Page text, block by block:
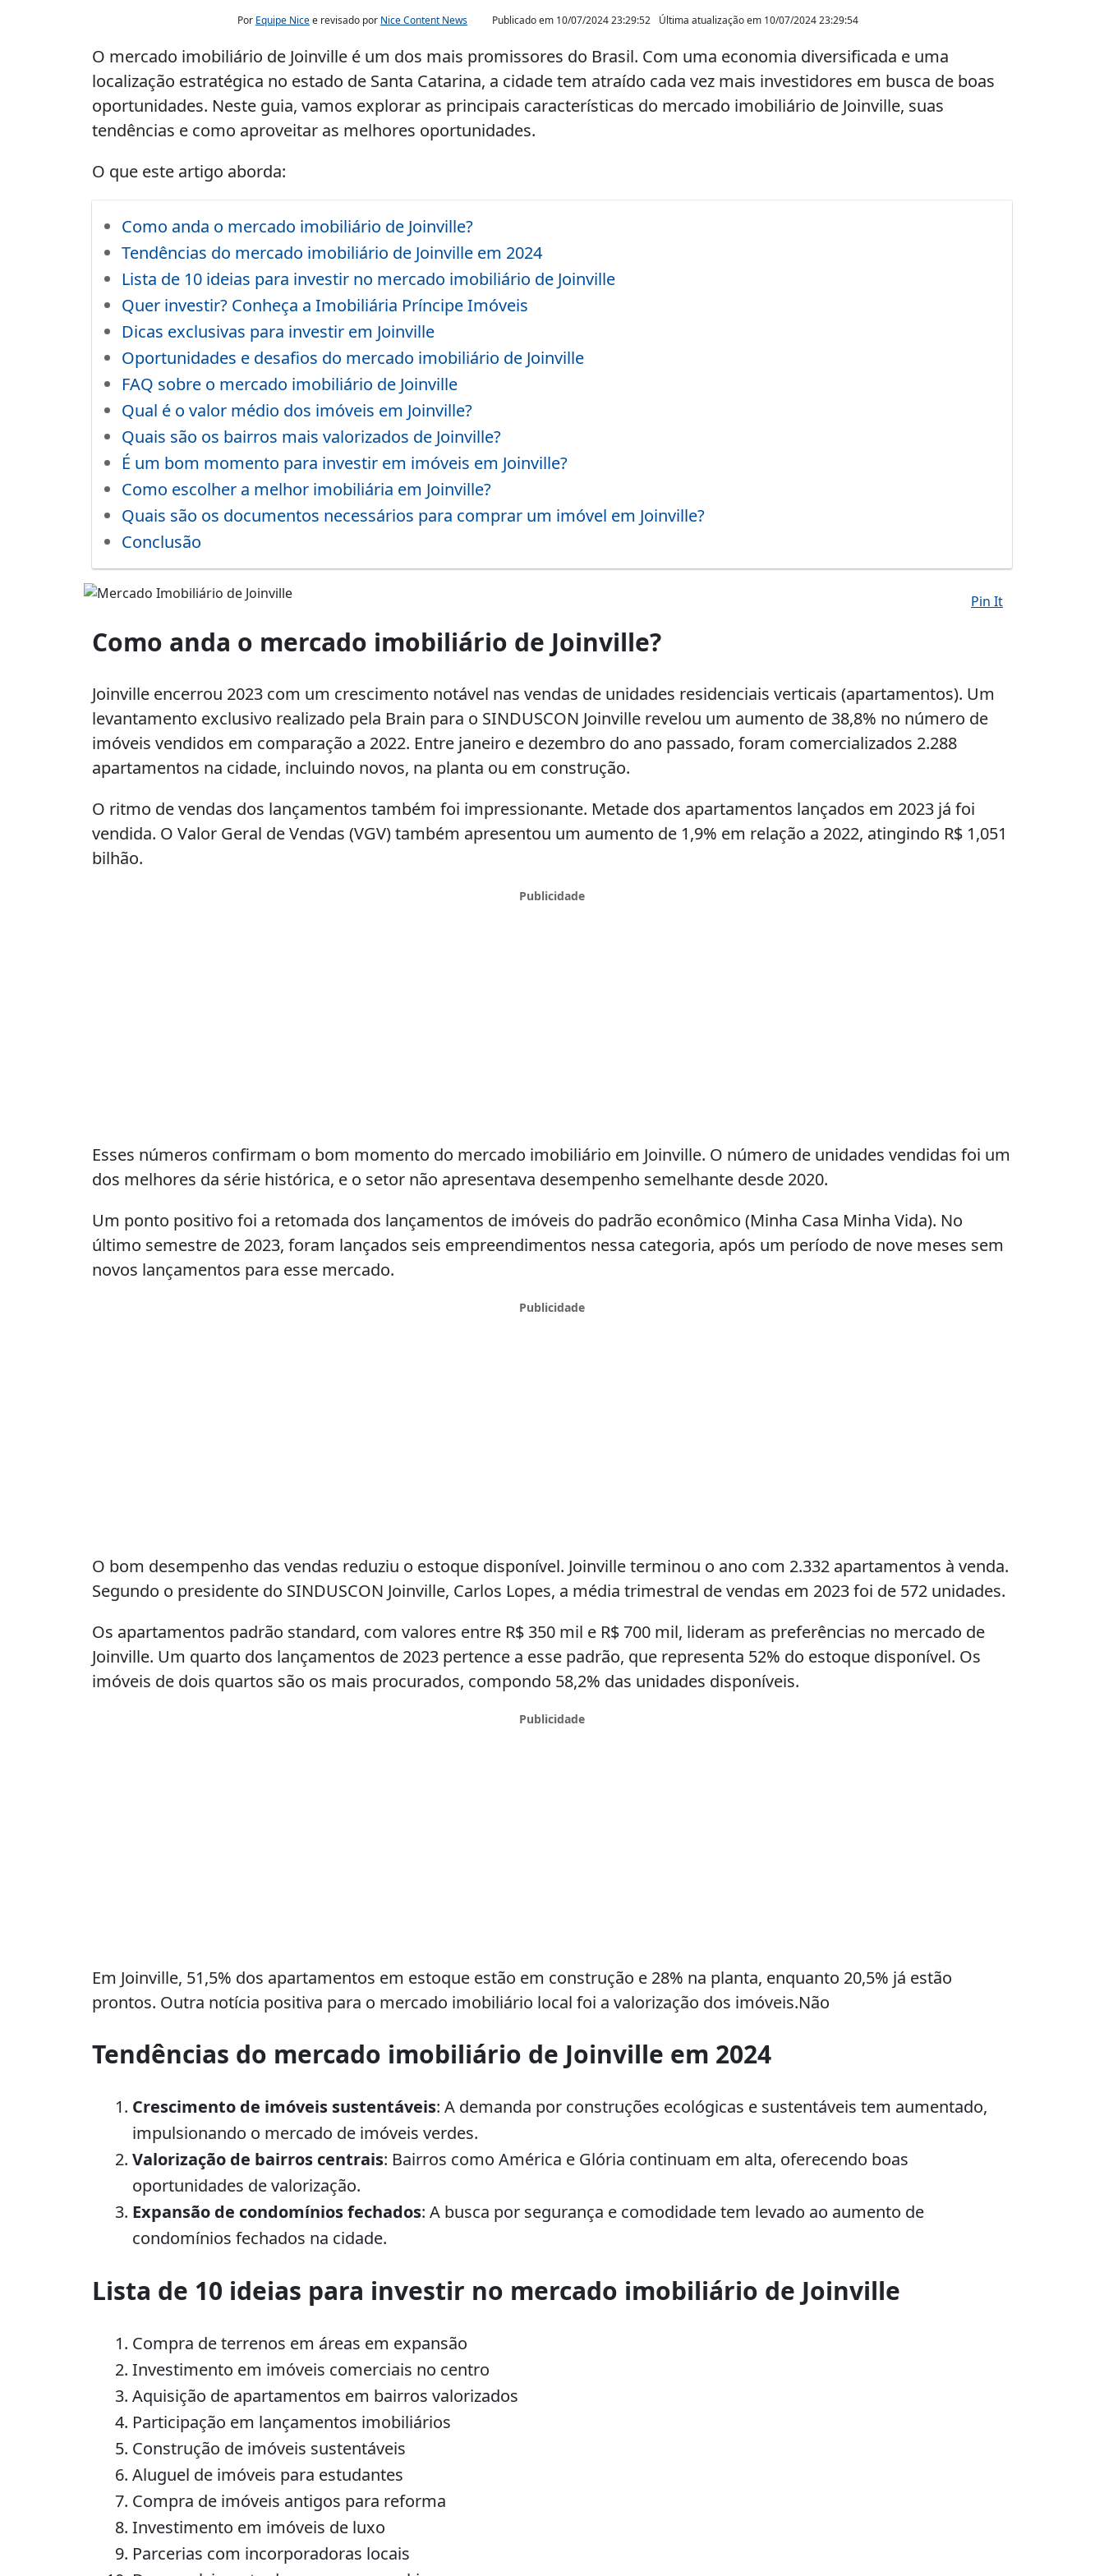
Por Equipe Nicee revisado por Nice Content News Publicado em 10/07/2024 23:29:52 Última atualização em 10/07/2024 23:29:54
O mercado imobiliário de Joinville é um dos mais promissores do Brasil. Com uma economia diversificada e uma
localização estratégica no estado de Santa Catarina, a cidade tem atraído cada vez mais investidores em busca de boas
oportunidades. Neste guia, vamos explorar as principais características do mercado imobiliário de Joinville, suas
tendências e como aproveitar as melhores oportunidades.
O que este artigo aborda:
Como anda o mercado imobiliário de Joinville?
Tendências do mercado imobiliário de Joinville em 2024
Lista de 10 ideias para investir no mercado imobiliário de Joinville
Quer investir? Conheça a Imobiliária Príncipe Imóveis
Dicas exclusivas para investir em Joinville
Oportunidades e desafios do mercado imobiliário de Joinville
FAQ sobre o mercado imobiliário de Joinville
Qual é o valor médio dos imóveis em Joinville?
Quais são os bairros mais valorizados de Joinville?
É um bom momento para investir em imóveis em Joinville?
Como escolher a melhor imobiliária em Joinville?
Quais são os documentos necessários para comprar um imóvel em Joinville?
Conclusão
Imobiliário
de
Pin It
Como anda o mercado imobiliário de Joinville?
Joinville encerrou 2023 com um crescimento notável nas vendas de unidades residenciais verticais (apartamentos). Um
levantamento exclusivo realizado pela Brain para o SINDUSCON Joinville revelou um aumento de 38,8% no número de
imóveis vendidos em comparação a 2022. Entre janeiro e dezembro do ano passado, foram comercializados 2.288
apartamentos na cidade, incluindo novos, na planta ou em construção.
O ritmo de vendas dos lançamentos também foi impressionante. Metade dos apartamentos lançados em 2023 já foi
vendida. O Valor Geral de Vendas (VGV) também apresentou um aumento de 1,9% em relação a 2022, atingindo R$ 1,051
bilhão.
Esses números confirmam o bom momento do mercado imobiliário em Joinville. O número de unidades vendidas foi um
dos melhores da série histórica, e o setor não apresentava desempenho semelhante desde 2020.
Um ponto positivo foi a retomada dos lançamentos de imóveis do padrão econômico (Minha Casa Minha Vida). No
último semestre de 2023, foram lançados seis empreendimentos nessa categoria, após um período de nove meses sem
novos lançamentos para esse mercado.
O bom desempenho das vendas reduziu o estoque disponível. Joinville terminou o ano com 2.332 apartamentos à venda.
Segundo o presidente do SINDUSCON Joinville, Carlos Lopes, a média trimestral de vendas em 2023 foi de 572 unidades.
Os apartamentos padrão standard, com valores entre R$ 350 mil e R$ 700 mil, lideram as preferências no mercado de
Joinville. Um quarto dos lançamentos de 2023 pertence a esse padrão, que representa 52% do estoque disponível. Os
imóveis de dois quartos são os mais procurados, compondo 58,2% das unidades disponíveis.
Em Joinville, 51,5% dos apartamentos em estoque estão em construção e 28% na planta, enquanto 20,5% já estão
prontos. Outra notícia positiva para o mercado imobiliário local foi a valorização dos imóveis.Não
Tendências do mercado imobiliário de Joinville em 2024
Crescimento de imóveis sustentáveis: A demanda por construções ecológicas e sustentáveis tem aumentado,
impulsionando o mercado de imóveis verdes.
Valorização de bairros centrais: Bairros como América e Glória continuam em alta, oferecendo boas
oportunidades de valorização.
Expansão de condomínios fechados: A busca por segurança e comodidade tem levado ao aumento de
condomínios fechados na cidade.
Lista de 10 ideias para investir no mercado imobiliário de Joinville
Compra de terrenos em áreas em expansão
Investimento em imóveis comerciais no centro
Aquisição de apartamentos em bairros valorizados
Participação em lançamentos imobiliários
Construção de imóveis sustentáveis
Aluguel de imóveis para estudantes
Compra de imóveis antigos para reforma
Investimento em imóveis de luxo
Parcerias com incorporadoras locais